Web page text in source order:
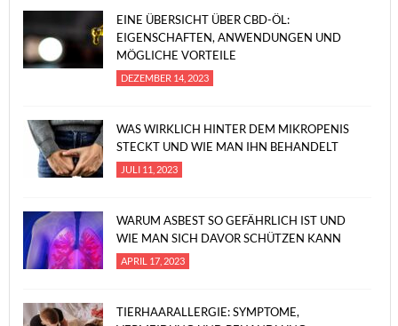
EINE ÜBERSICHT ÜBER CBD-ÖL:
EIGENSCHAFTEN, ANWENDUNGEN UND
MÖGLICHE VORTEILE
DEZEMBER 14, 2023
WAS WIRKLICH HINTER DEM MIKROPENIS
STECKT UND WIE MAN IHN BEHANDELT
JULI 11, 2023
WARUM ASBEST SO GEFÄHRLICH IST UND
WIE MAN SICH DAVOR SCHÜTZEN KANN
APRIL 17, 2023
TIERHAARALLERGIE: SYMPTOME,